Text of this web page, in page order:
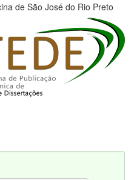
de São José do Rio Preto